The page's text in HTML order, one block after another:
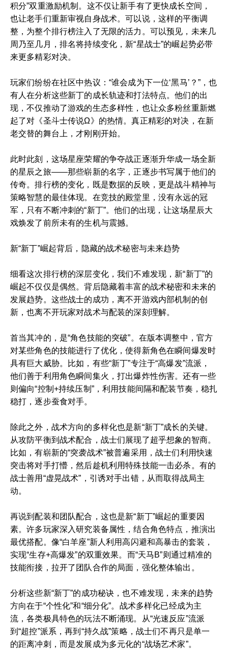
积分”双重激励机制。这不仅让新手有了更快成长空间，
也让老手们重新审视自身战术。可以说，这样的平衡调
整，为整个排行榜注入了无限的活力。可以预见，未来几
周乃至几月，排名将持续变化，新“星战士”的崛起势必带
来更多精彩对决。
玩家们纷纷在社区中热议：“谁会成为下一位‘黑马’？”，也
有人在分析这些新丁的成长轨迹和打法特点。他们的出
现，不仅推动了游戏的生态多样性，也让众多粉丝重新燃
起了对《圣斗士传说Ω》的热情。真正精彩的对决，在新
老交替的舞台上，才刚刚开始。
此时此刻，这场星座荣耀的争夺战正逐渐升华成一场全新
的星辰之旅——那些崭新的名字，正逐步书写属于他们的
传奇。排行榜的变化，既是数据的反映，更是战斗精神与
策略智慧的最佳体现。在竞技的殿堂里，没有永远的冠
军，只有不断冲刺的“新丁”。他们的出现，让这场星辰大
戏焕发了前所未有的生机与震撼。
新“新丁”崛起背后，隐藏的战术秘密与未来趋势
细看这次排行榜的深层变化，我们不难发现，新“新丁”的
崛起不仅仅是偶然。背后隐藏着丰富的战术秘密和未来的
发展趋势。这些战士的成功，离不开游戏内部机制的创
新，也离不开玩家对战术与配装的深刻理解。
首当其冲的，是“角色技能的突破”。在版本调整中，官方
对某些角色的技能进行了优化，使得新角色在瞬间爆发时
具有巨大威胁。比如，有些“新丁”专注于“高爆发”流派，
他们善于利用角色瞬间集火，打出爆炸性伤害。还有一些
则偏向“控制+持续压制”，利用技能间隔和配装节奏，稳扎
稳打，逐步蚕食对手。
除此之外，战术方向的多样化也是新“新丁”成长的关键。
从攻防平衡到战术配合，战士们展现了超乎想象的智商。
比如，有崭新的“突袭战术”被普遍采用，战士们利用快速
突击将对手打懵，然后趁机利用特殊技能一击必杀。有的
战士善用“虚晃战术”，引诱对手出错，从而取得战局主
动。
再说到配装和团队配合，这也是新“新丁”崛起的重要因
素。许多玩家深入研究装备属性，结合角色特点，推演出
最优搭配。像“白羊座”新人利用高闪避和高暴击的套装，
实现“生存+高爆发”的双重效果。而“天马B”则通过精准的
技能衔接，拉开了团队合作的局面，强化整体输出。
分析这些新“新丁”的成功秘诀，也不难发现，未来的趋势
方向在于“个性化”和“细分化”。战术多样化已经成为主
流，各类极具特色的玩法不断涌现。从“光速反应”流派
到“超控”派系，再到“持久战”策略，战士们不再只是单一
的距离冲刺，而是发展成为多元化的“战场艺术家”。